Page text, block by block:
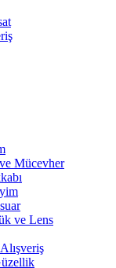
Mücevher
ve Lens